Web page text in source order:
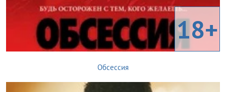
18+
Обсессия